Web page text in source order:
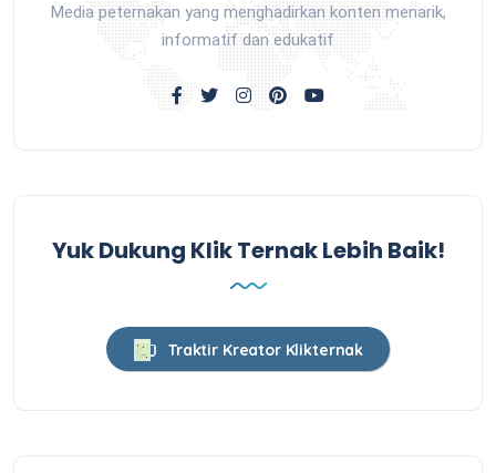
Media peternakan yang menghadirkan konten menarik,
informatif dan edukatif
Yuk Dukung Klik Ternak Lebih Baik!
Traktir Kreator Klikternak